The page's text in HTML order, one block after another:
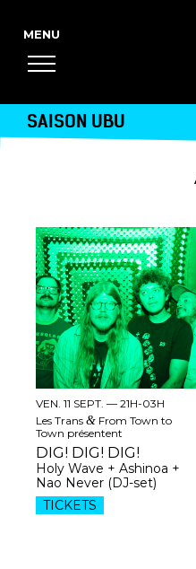
SAISON UBU
VEN. 11 SEPT. —21H-03H
Les Trans& From Town to
Town présentent
DIG! DIG! DIG!
Holy Wave + Ashinoa +
Nao Never (DJ-set)
TICKETS